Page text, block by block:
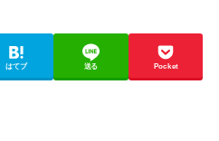
はてブ 送る Pocket